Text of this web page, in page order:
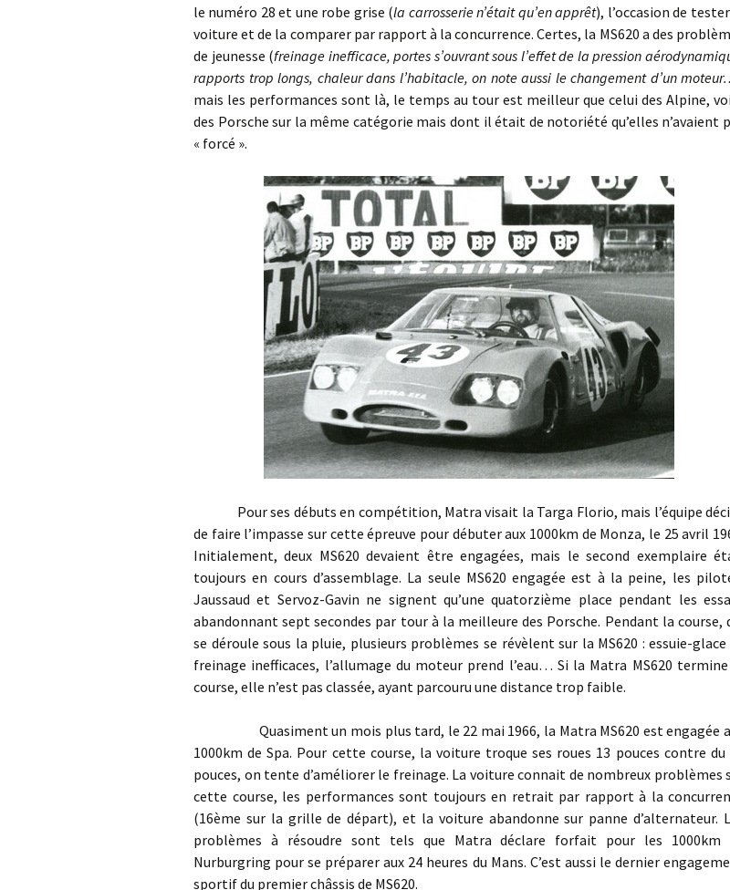
le numéro 28 et une robe grise (la carrosserie n’était qu’en apprêt), l’occasion de
voiture et de la comparer par rapport à la concurrence. Certes, la MS620 a des
de jeunesse (freinage inefficace, portes s’ouvrant sous l’effet de la pression
rapports trop longs, chaleur dans l’habitacle, on note aussi le changement d’un
mais les performances sont là, le temps au tour est meilleur que celui des Alpine,
des Porsche sur la même catégorie mais dont il était de notoriété qu’elles n’avaient
« forcé ».
Pour ses débuts en compétition, Matra visait la Targa Florio, mais l’équipe
de faire l’impasse sur cette épreuve pour débuter aux 1000km de Monza, le 25 avril
Initialement, deux MS620 devaient être engagées, mais le second exemplaire
toujours en cours d’assemblage. La seule MS620 engagée est à la peine, les
Jaussaud et Servoz-Gavin ne signent qu’une quatorzième place pendant les
abandonnant sept secondes par tour à la meilleure des Porsche. Pendant la course,
se déroule sous la pluie, plusieurs problèmes se révèlent sur la MS620 : essuie-
freinage inefficaces, l’allumage du moteur prend l’eau… Si la Matra MS620
course, elle n’est pas classée, ayant parcouru une distance trop faible.
Quasiment un mois plus tard, le 22 mai 1966, la Matra MS620 est engagée
1000km de Spa. Pour cette course, la voiture troque ses roues 13 pouces contre du
pouces, on tente d’améliorer le freinage. La voiture connait de nombreux problèmes
cette course, les performances sont toujours en retrait par rapport à la
(16ème sur la grille de départ), et la voiture abandonne sur panne d’alternateur.
problèmes à résoudre sont tels que Matra déclare forfait pour les 1000km
Nurburgring pour se préparer aux 24 heures du Mans. C’est aussi le dernier
sportif du premier châssis de MS620.